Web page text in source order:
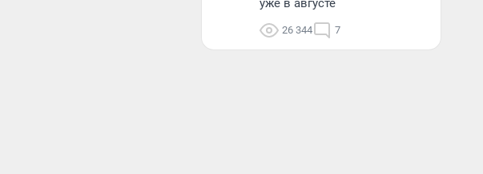
уже в августе
26 344 7